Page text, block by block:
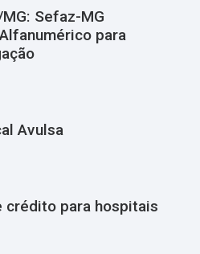
Sefaz-MG
para
Avulsa
crédito para hospitais